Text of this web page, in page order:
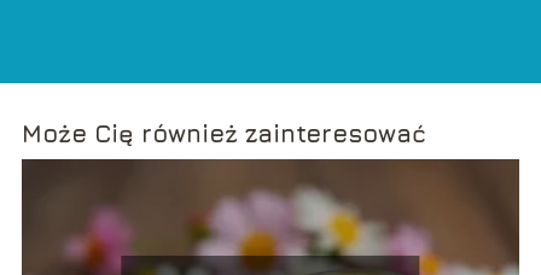
Może Cię również zainteresować